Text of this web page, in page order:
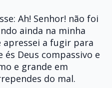
Ah! Senhor! não foi
ainda na minha
apressei a fugir para
és Deus compassivo e
e grande em
do mal.